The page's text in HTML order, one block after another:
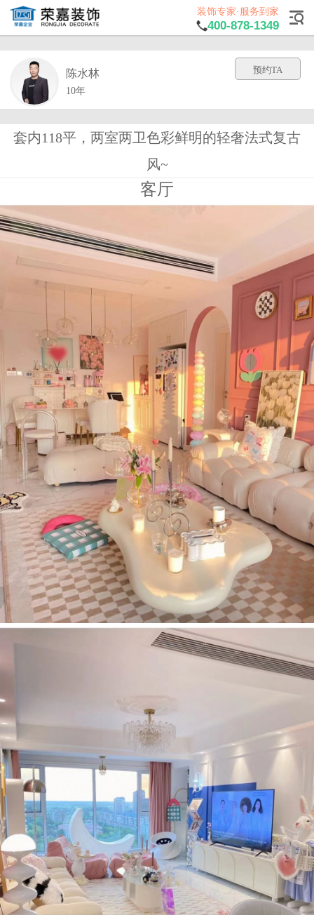
装饰专家·服务到家
400-878-1349
陈水林
10年
预约TA
套内118平，两室两卫色彩鲜明的轻奢法式复古
风~
客厅